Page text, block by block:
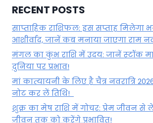
RECENT POSTS
साप्ताहिक राशिफल: इस सप्ताह मिलेगा
आशीर्वाद, जानें कब मनाया जाएगा राम
मंगल का कुंभ राशि में उदय: जानें स्‍टॉक
दुनिया पर प्रभाव!
मां कात्‍यायनी के लिए है चैत्र नवरात्रि
नोट कर लें तिथि!
शुक्र का मेष राशि में गोचर: प्रेम जीवन से
जीवन तक को करेंगे प्रभावित!